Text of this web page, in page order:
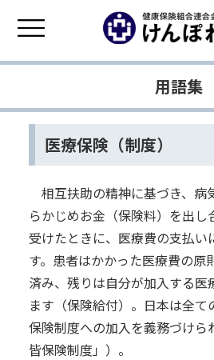
用語集
医療保険（制度）
相互扶助の精神に基づき、病
らかじめお金（保険料）を出し
受けたときに、医療費の支払い
す。患者はかかった医療費の原
済み、残りは自分が加入する医
ます（保険給付）。日本は全て
保険制度への加入を義務づけら
皆保険制度」）。